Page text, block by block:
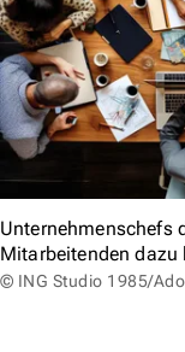
Unternehmenschefs
Mitarbeitenden dazu
© ING Studio 1985/